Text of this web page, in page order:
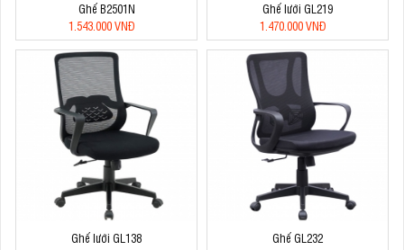
Ghế B2501N
1.543.000 VNĐ
Ghế lưới GL219
1.470.000 VNĐ
Ghế lưới GL138
Ghế GL232